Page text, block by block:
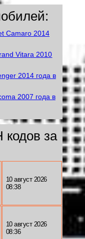
за
10 август 2026
08:38
10 август 2026
08:36